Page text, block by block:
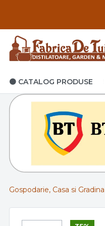
🟤 CATALOG PRODUSE
Gospodarie, Casa si Gradina